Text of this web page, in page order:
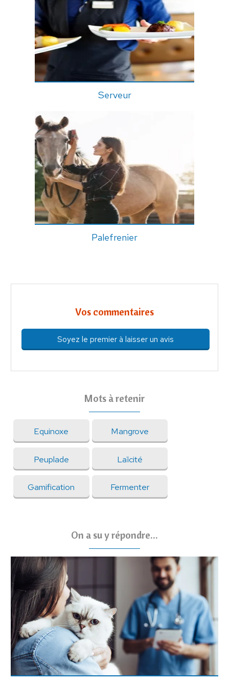
Serveur
Palefrenier
Vos commentaires
Soyez le premier à laisser un avis
Mots à retenir
Equinoxe Mangrove
Peuplade Laïcité
Gamification Fermenter
On a su y répondre...